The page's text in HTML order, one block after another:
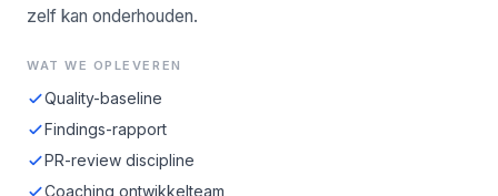
zelf kan onderhouden.
WAT WE OPLEVEREN
Quality-baseline
Findings-rapport
PR-review discipline
Coaching ontwikkelteam